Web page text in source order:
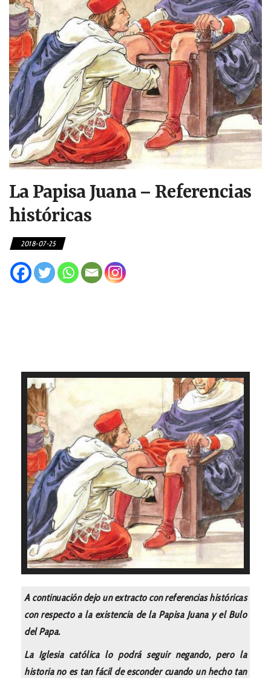
La Papisa Juana – Referencias
históricas
2018-07-25
A continuación dejo un extracto con referencias históricas
con respecto a la existencia de la Papisa Juana y el Bulo
del Papa.
La Iglesia católica lo podrá seguir negando, pero la
historia no es tan fácil de esconder cuando un hecho tan